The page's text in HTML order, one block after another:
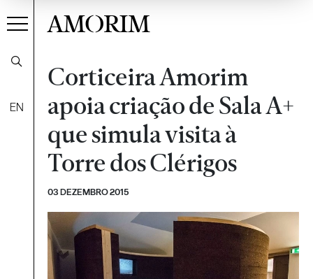
EN
AMORIM
Corticeira Amorim
apoia criação de Sala A+
que simula visita à
Torre dos Clérigos
03 DEZEMBRO 2015